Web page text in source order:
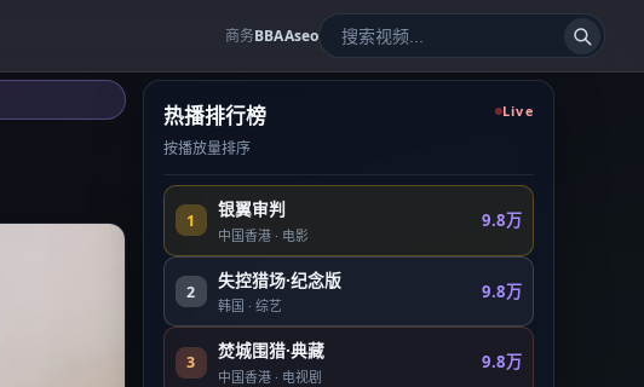
商务BBAAseo
热播排行榜
按播放量排序
Live
1
银翼审判
中国香港 · 电影
9.8万
2
失控猎场·纪念版
韩国 ·综艺
9.8万
3
焚城围猎·典藏
中国香港 · 电视剧
9.8万